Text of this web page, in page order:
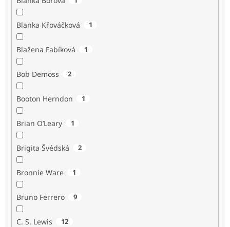
Blanka Křováčková 1
Blažena Fabíková 1
Bob Demoss 2
Booton Herndon 1
Brian O’Leary 1
Brigita Švédská 2
Bronnie Ware 1
Bruno Ferrero 9
C. S. Lewis 12